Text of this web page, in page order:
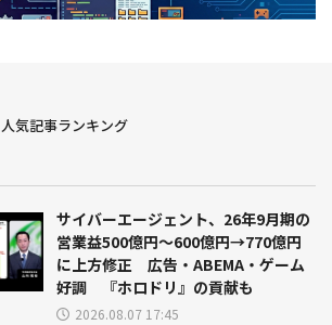
人気記事ランキング
サイバーエージェント、26年9月期の
営業益500億円～600億円→770億円
に上方修正 広告・ABEMA・ゲーム
好調 『ホロドリ』の貢献も
2026.08.07 17:45